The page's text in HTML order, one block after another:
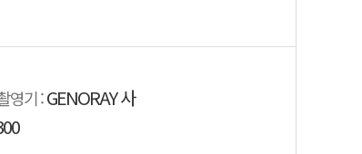
영기 :GENORAY 사